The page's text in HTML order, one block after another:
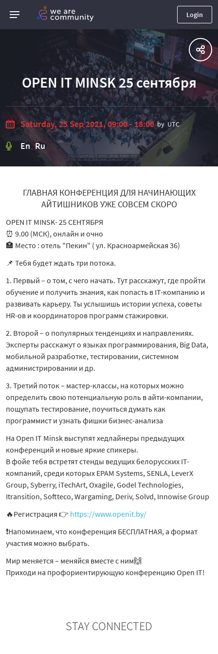
Login
OPEN IT MINSK 25 сентября
Saturday, 25 Sep 2021, 09:00 - 18:00 by UTC
En Ru
ГЛАВНАЯ КОНФЕРЕНЦИЯ ДЛЯ НАЧИНАЮЩИХ
АЙТИШНИКОВ УЖЕ СОВСЕМ СКОРО
OPEN IT MINSK- 25 СЕНТЯБРЯ
⏰ 9.00 (МСК), онлайн и очно
🏣 Место : отель "Пекин" ( ул. Красноармейская 36)
📌 Тебя будет ждать три потока.
1. Первый – о том, с чего начать. Тут расскажут, где пройти
обучение и получить знания, как попасть в IT-компанию и
развивать карьеру. Ты услышишь истории успеха, советы
HR-ов и координаторов программ стажировки.
2. Второй – о популярных тенденциях и направлениях.
Эксперты расскажут о языках программирования, Big Data,
мобильной разработке, тестировании, системном
администрировании и др.
3. Третий поток – мастер-классы, на которых можно
определить свою потенциальную роль в айти-компании,
пощупать тестирование, поучиться думать как
программист и узнать фишки бизнес-анализа
На Open IT Minsk выступят хедлайнеры предыдущих
конференций и новые яркие спикеры.
В фойе тебя встретят стенды ведущих белорусских IT-
компаний, среди которых EPAM Systems, SENLA, LeverX
Group, Syberry, iTechArt, Oxagile, Godel Technologies,
Itransition, Softteco, Wargaming, Deriv, Solvd, Innowise Group
🔥Регистрация 👉 https://www.openit.by/
❗️Напоминаем, что конференция БЕСПЛАТНАЯ, а формат
участия можно выбрать.
Мир меняется – меняйся вместе с ним🙌
Приходи на профориентирующую конференцию Open IT!
STAY CONNECTED